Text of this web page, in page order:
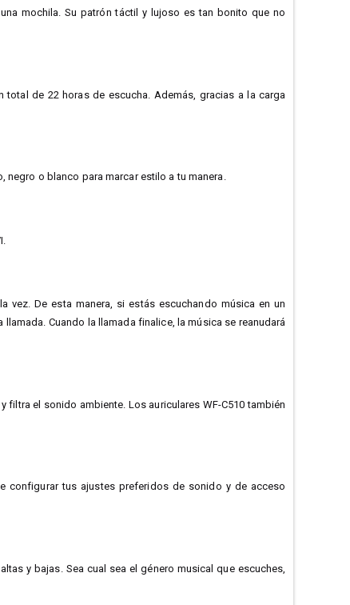
mochila. Su patrón táctil y lujoso es tan bonito que no
de 22 horas de escucha. Además, gracias a la carga
negro o blanco para marcar estilo a tu manera.
De esta manera, si estás escuchando música en un
Cuando la llamada finalice, la música se reanudará
filtra el sonido ambiente. Los auriculares WF-C510 también
configurar tus ajustes preferidos de sonido y de acceso
y bajas. Sea cual sea el género musical que escuches,